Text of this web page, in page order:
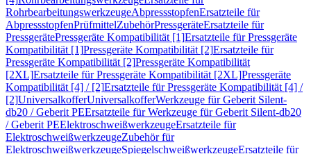
RohrbearbeitungswerkzeugeAbpressstopfenErsatzteile für
AbpressstopfenPrüfmittelZubehörPressgeräteErsatzteile für
PressgerätePressgeräte Kompatibilität [1]Ersatzteile für Pressgeräte
Kompatibilität [1]Pressgeräte Kompatibilität [2]Ersatzteile für
Pressgeräte Kompatibilität [2]Pressgeräte Kompatibilität
[2XL]Ersatzteile für Pressgeräte Kompatibilität [2XL]Pressgeräte
Kompatibilität [4] / [2]Ersatzteile für Pressgeräte Kompatibilität [4] /
[2]UniversalkofferUniversalkofferWerkzeuge für Geberit Silent-
db20 / Geberit PEErsatzteile für Werkzeuge für Geberit Silent-db20
/ Geberit PEElektroschweißwerkzeugeErsatzteile für
ElektroschweißwerkzeugeZubehör für
ElektroschweißwerkzeugeSpiegelschweißwerkzeugeErsatzteile für